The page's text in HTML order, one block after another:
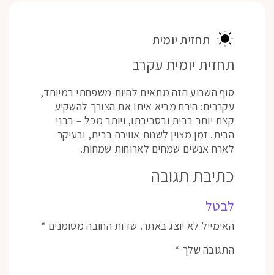
תחזית יומית
תחזית יומית עקרב
סוף השבוע הזה מתאים להיות משפחתי במיוחד,
עקרבים: הירח מביא איתו את הצורך להשקיע
קצת יותר בבית ובסביבתו, ויותר מכל – בבני
הבית. זמן מצוין לשנות אווירה בבית, ובעיקר
לארח אנשים שמחים לארוחות שמחות.
כתיבת תגובה
לבטל
האימייל לא יוצג באתר. שדות החובה מסומנים *
התגובה שלך *